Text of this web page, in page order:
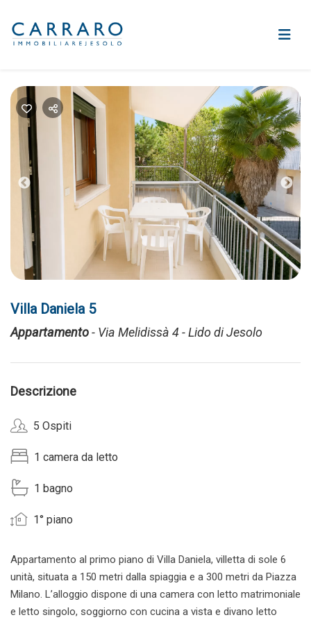
Previous
Villa Daniela 5
Appartamento- Via Melidissà 4 - Lido di Jesolo
Descrizione
5 Ospiti
1 camera da letto
1 bagno
1° piano
Appartamento al primo piano di Villa Daniela, villetta di sole 6
unità, situata a 150 metri dalla spiaggia e a 300 metri da Piazza
Milano. L’alloggio dispone di una camera con letto matrimoniale
e letto singolo, soggiorno con cucina a vista e divano letto